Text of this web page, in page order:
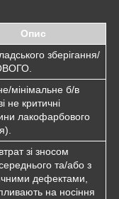
Опис
зберігання/
мінімальне б/в
не критичні
лакофарбового
зі зносом
та/або з
дефектами,
на носіння